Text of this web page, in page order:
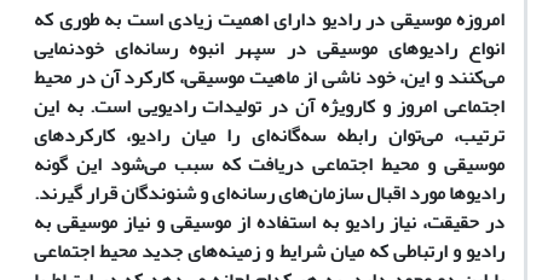
امروزه موسیقی در رادیو دارای اهمیت زیادی است به طوری که
انواع رادیوهای موسیقی در سپهر انبوه رسانه‌ای خودنمایی
می‌کنند و این، خود ناشی از ماهیت موسیقی، کارکرد آن در محیط
اجتماعی امروز و کارویژه آن در تولیدات رادیویی است. به ‌این
ترتیب، می‌توان رابطه سه‌گانه‌ای را میان رادیو، کارکردهای
موسیقی و محیط اجتماعی دریافت که سبب می‌شود ‌این گونه
رادیوها مورد اقبال سازمان‌های رسانه‌ای و شنوندگان قرار گیرند.
در حقیقت، نیاز رادیو به استفاده از موسیقی و نیاز موسیقی به
رادیو و ارتباطی که میان شرایط و زمینه‌های جدید محیط اجتماعی